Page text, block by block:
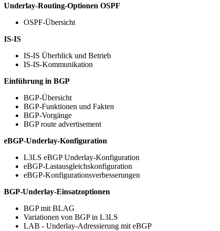
Underlay-Routing-Optionen OSPF
OSPF-Übersicht
IS-IS
IS-IS Überblick und Betrieb
IS-IS-Kommunikation
Einführung in BGP
BGP-Übersicht
BGP-Funktionen und Fakten
BGP-Vorgänge
BGP route advertisement
eBGP-Underlay-Konfiguration
L3LS eBGP Underlay-Konfiguration
eBGP-Lastausgleichskonfiguration
eBGP-Konfigurationsverbesserungen
BGP-Underlay-Einsatzoptionen
BGP mit BLAG
Variationen von BGP in L3LS
LAB - Underlay-Adressierung mit eBGP